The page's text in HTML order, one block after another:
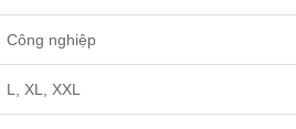
Công nghiệp
L, XL, XXL